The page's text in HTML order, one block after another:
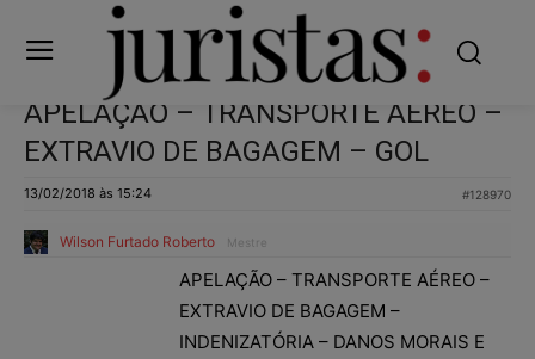
APELAÇÃO – TRANSPORTE AÉREO –
EXTRAVIO DE BAGAGEM – GOL
13/02/2018 às 15:24 #128970
Wilson Furtado Roberto Mestre
APELAÇÃO – TRANSPORTE AÉREO –
EXTRAVIO DE BAGAGEM –
INDENIZATÓRIA – DANOS MORAIS E